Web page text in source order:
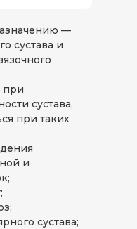
—
сустава и
при
сустава,
при таких
и
сустава;